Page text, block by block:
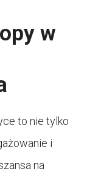
w
to nie tylko
i
na